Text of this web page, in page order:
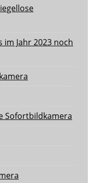
im Jahr 2023 noch
Sofortbildkamera